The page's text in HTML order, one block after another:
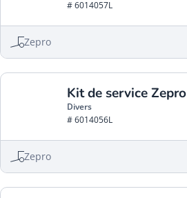
# 6014057L
Zepro
Kit de service Zepro
Divers
# 6014056L
Zepro